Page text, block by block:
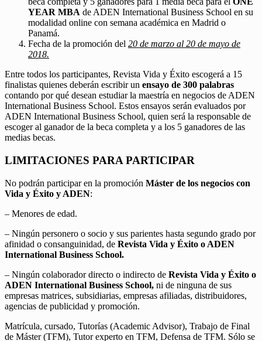
YEAR MBA de ADEN International Business School en su
modalidad online con semana académica en Madrid o
Panamá.
Fecha de la promoción del 20 de marzo al 20 de mayo de
2018.
Entre todos los participantes, Revista Vida y Éxito escogerá a 15
finalistas quienes deberán escribir un ensayo de 300 palabras
contando por qué desean estudiar la maestría en negocios de ADEN
International Business School. Estos ensayos serán evaluados por
ADEN International Business School, quien será la responsable de
escoger al ganador de la beca completa y a los 5 ganadores de las
medias becas.
LIMITACIONES PARA PARTICIPAR
No podrán participar en la promoción Máster de los negocios con
Vida y Éxito y ADEN:
– Menores de edad.
– Ningún personero o socio y sus parientes hasta segundo grado por
afinidad o consanguinidad, de Revista Vida y Éxito o ADEN
International Business School.
– Ningún colaborador directo o indirecto de Revista Vida y Éxito o
ADEN International Business School, ni de ninguna de sus
empresas matrices, subsidiarias, empresas afiliadas, distribuidores,
agencias de publicidad y promoción.
Matrícula, cursado, Tutorías (Academic Advisor), Trabajo de Final
de Máster (TFM), Tutor experto en TFM, Defensa de TFM. Sólo se